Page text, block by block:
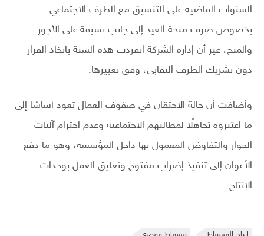
السنوات الماضية على التنسيق مع الطرف الاجتماعي
بخصوص صرف منحة العيد إلى جانب تسبقة على الأجور
والمنح، غير أن إدارة الشركة انفردت هذه السنة باتخاذ القرار
دون تشريك الطرف النقابي، وفق تعبيرها.
وأضافت أن حالة الاحتقان في صفوف العمال تعود أساسًا إلى
ما اعتبروه تجاهلًا لمطالبهم الاجتماعية وعدم احترام آليات
الحوار والتفاوض المعمول بها داخل المؤسسة، وهو ما دفع
الأعوان إلى تنفيذ إضراب مفتوح وتعليق العمل بوحدات
الإنتاج.